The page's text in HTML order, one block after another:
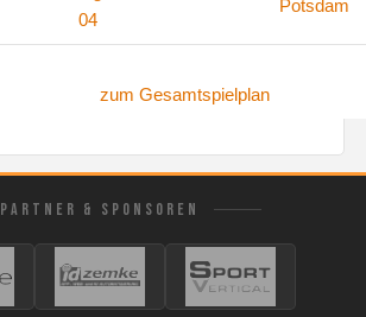
04
Potsdam
zum Gesamtspielplan
PARTNER & SPONSOREN